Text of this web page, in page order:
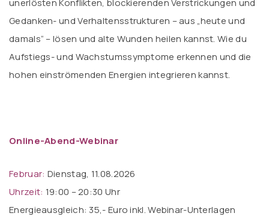
unerlösten Konflikten, blockierenden Verstrickungen und
Gedanken- und Verhaltensstrukturen – aus „heute und
damals“ – lösen und alte Wunden heilen kannst. Wie du
Aufstiegs- und Wachstumssymptome erkennen und die
hohen einströmenden Energien integrieren kannst.
Online-Abend-Webinar
Februar: Dienstag, 11.08.2026
Uhrzeit: 19:00 – 20:30 Uhr
Energieausgleich: 35,- Euro inkl. Webinar-Unterlagen